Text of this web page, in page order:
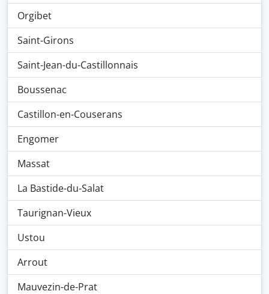
Orgibet
Saint-Girons
Saint-Jean-du-Castillonnais
Boussenac
Castillon-en-Couserans
Engomer
Massat
La Bastide-du-Salat
Taurignan-Vieux
Ustou
Arrout
Mauvezin-de-Prat